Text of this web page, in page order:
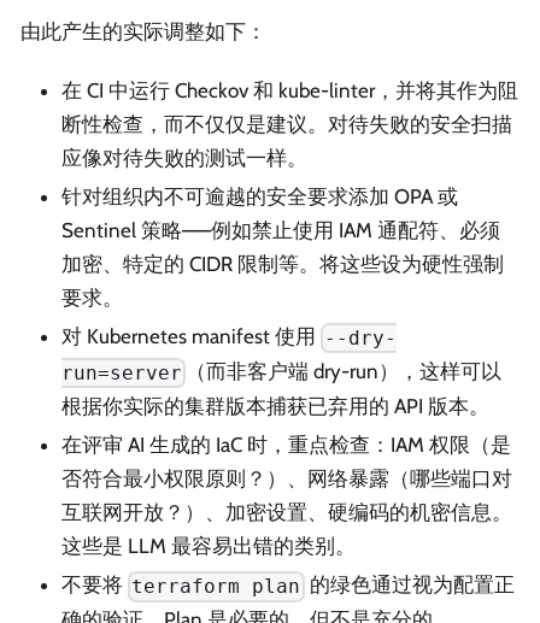
由此产生的实际调整如下：
在 CI 中运行 Checkov 和 kube-linter，并将其作为阻
断性检查，而不仅仅是建议。对待失败的安全扫描
应像对待失败的测试一样。
针对组织内不可逾越的安全要求添加 OPA 或
Sentinel 策略——例如禁止使用 IAM 通配符、必须
加密、特定的 CIDR 限制等。将这些设为硬性强制
要求。
对 Kubernetes manifest 使用
--dry-
run=server
（而非客户端 dry-run），这样可以
根据你实际的集群版本捕获已弃用的 API 版本。
在评审 AI 生成的 IaC 时，重点检查：IAM 权限（是
否符合最小权限原则？）、网络暴露（哪些端口对
互联网开放？）、加密设置、硬编码的机密信息。
这些是 LLM 最容易出错的类别。
不要将 terraform plan 的绿色通过视为配置正